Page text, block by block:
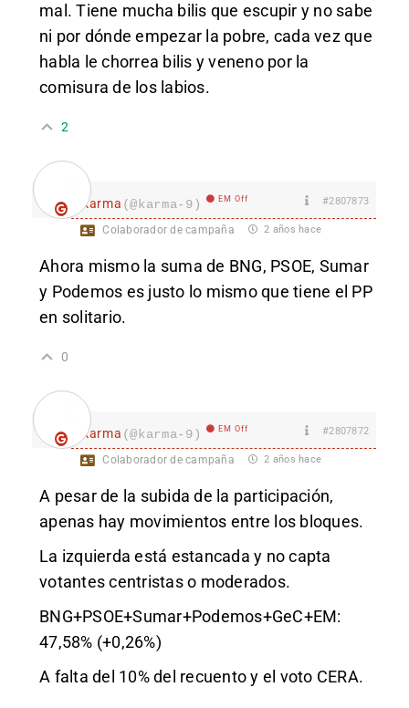
mal. Tiene mucha bilis que escupir y no sabe
ni por dónde empezar la pobre, cada vez que
habla le chorrea bilis y veneno por la
comisura de los labios.
2
karma (@karma-9) EM Off #2807873
Colaborador de campaña 2 años hace
Ahora mismo la suma de BNG, PSOE, Sumar
y Podemos es justo lo mismo que tiene el PP
en solitario.
0
karma (@karma-9) EM Off #2807872
Colaborador de campaña 2 años hace
A pesar de la subida de la participación,
apenas hay movimientos entre los bloques.
La izquierda está estancada y no capta
votantes centristas o moderados.
BNG+PSOE+Sumar+Podemos+GeC+EM:
47,58% (+0,26%)
A falta del 10% del recuento y el voto CERA.